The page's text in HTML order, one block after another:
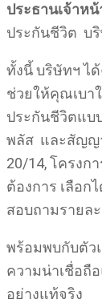
ประธานเจ้าห
ประกันชีวิต บ
ทั้งนี้ บริษัทฯ ไ
ช่วยให้คุณเบา
ประกันชีวิตแบ
พลัส และสัญญา
20/14, โครงก
ต้องการ เลือ
สอบถามรายล
พร้อมพบกับตัว
ความน่าเชื่อถื
อย่างแท้จริง